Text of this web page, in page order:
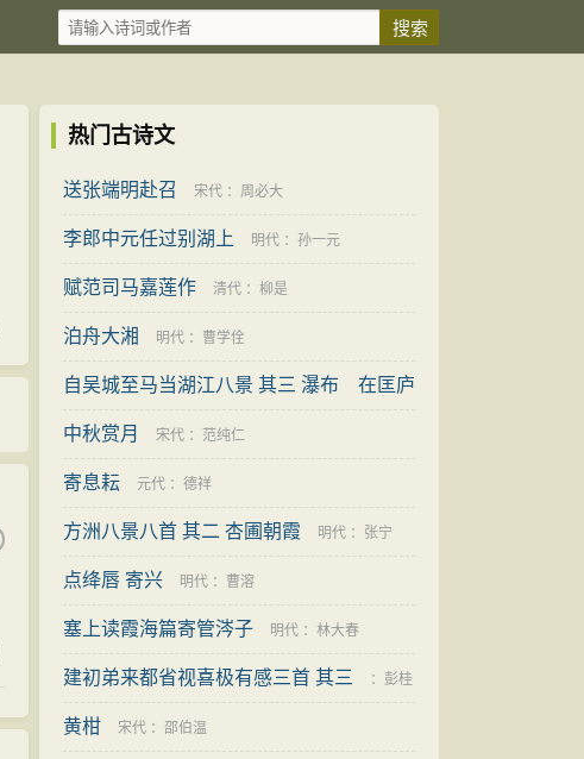
热门古诗文
送张端明赴召 宋代 ： 周必大
李郎中元任过别湖上 明代 ： 孙一元
赋范司马嘉莲作 清代 ： 柳是
泊舟大湘 明代 ： 曹学佺
自吴城至马当湖江八景 其三 瀑布 在匡庐
明代： 郭之奇
中秋赏月 宋代 ： 范纯仁
寄息耘 元代 ： 德祥
方洲八景八首 其二 杏圃朝霞 明代 ： 张宁
点绛唇 寄兴 明代 ： 曹溶
塞上读霞海篇寄管涔子 明代 ： 林大春
建初弟来都省视喜极有感三首 其三 ： 彭桂
黄柑 宋代 ： 邵伯温